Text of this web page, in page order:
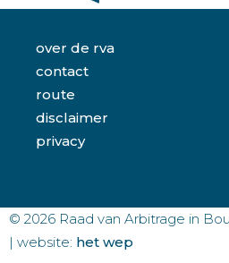
over de rva
contact
route
disclaimer
privacy
© 2026 Raad van Arbitrage in
| website: het wep